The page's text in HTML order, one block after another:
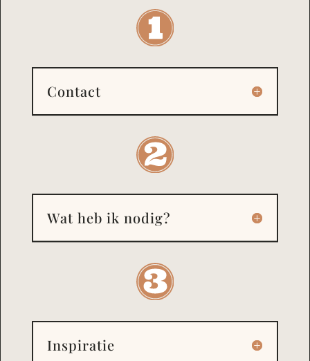
Contact
Wat heb ik nodig?
Inspiratie